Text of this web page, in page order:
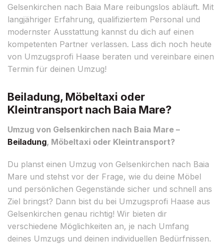
Gelsenkirchen nach Baia Mare reibungslos abläuft. Mit
langjähriger Erfahrung, qualifiziertem Personal und
modernster Ausstattung kannst du dich auf einen
kompetenten Partner verlassen. Lass dich noch heute
von Umzugsprofi Haase beraten und vereinbare einen
Termin für deinen Umzug!
Beiladung, Möbeltaxi oder
Kleintransport nach Baia Mare?
Umzug von Gelsenkirchen nach Baia Mare –
Beiladung, Möbeltaxi oder Kleintransport?
Du planst einen Umzug von Gelsenkirchen nach Baia
Mare und stehst vor der Frage, wie du deine Möbel
und persönlichen Gegenstände sicher und schnell ans
Ziel bringst? Dann bist du bei Umzugsprofi Haase aus
Gelsenkirchen genau richtig! Wir bieten dir
verschiedene Möglichkeiten an, je nach Umfang
deines Umzugs und deinen individuellen Bedürfnissen.